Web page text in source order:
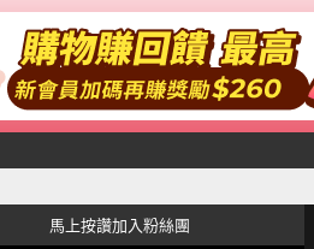
馬上按讚加入粉絲團